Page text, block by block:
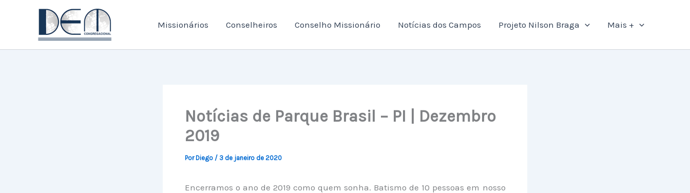
conteúdo
Missionários Conselheiros Conselho Missionário Notícias dos Campos Projeto Nilson Braga Mais +
Notícias de Parque Brasil – PI | Dezembro
2019
PorDiego / 3 de janeiro de 2020
Encerramos o ano de 2019 como quem sonha. Batismo de 10 pessoas em nosso